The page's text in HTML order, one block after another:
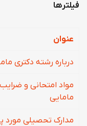
فیلترها
عنوان
درباره رشته دکتری
مواد امتحانی و
مامایی
مدارک تحصیلی مورد